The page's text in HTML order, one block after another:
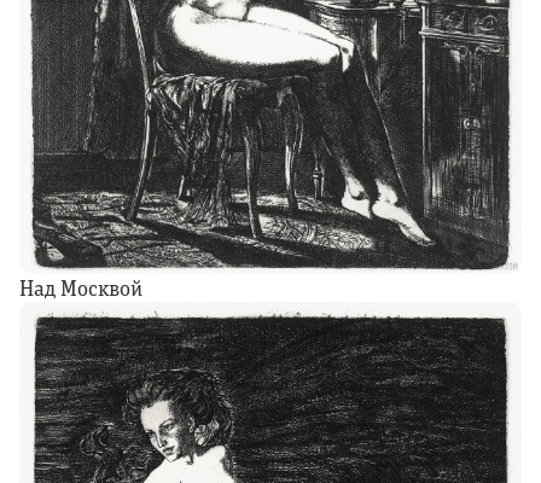
Над Москвой